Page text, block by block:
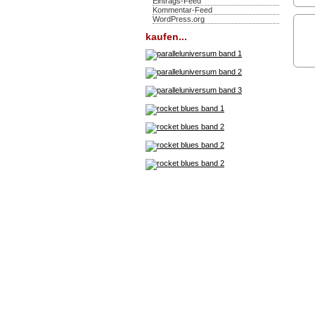
Kommentar-Feed
WordPress.org
kaufen...